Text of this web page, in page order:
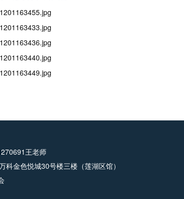
王老师
金色悦城30号楼三楼（莲湖区馆）